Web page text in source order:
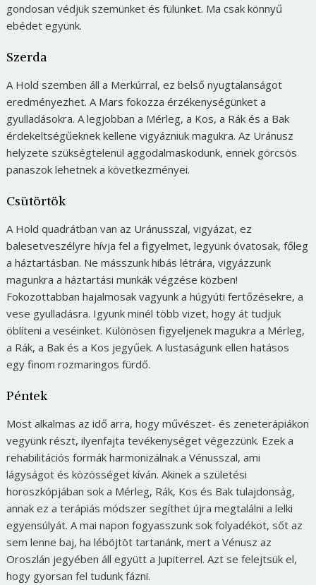
gondosan védjük szemünket és fülünket. Ma csak könnyű
ebédet együnk.
Szerda
A Hold szemben áll a Merkúrral, ez belső nyugtalanságot
eredményezhet. A Mars fokozza érzékenységünket a
gyulladásokra. A legjobban a Mérleg, a Kos, a Rák és a Bak
érdekeltségűeknek kellene vigyázniuk magukra. Az Uránusz
helyzete szükségtelenül aggodalmaskodunk, ennek görcsös
panaszok lehetnek a következményei.
Csütörtök
A Hold quadrátban van az Uránusszal, vigyázat, ez
balesetveszélyre hívja fel a figyelmet, legyünk óvatosak, főleg
a háztartásban. Ne másszunk hibás létrára, vigyázzunk
magunkra a háztartási munkák végzése közben!
Fokozottabban hajalmosak vagyunk a húgyúti fertőzésekre, a
vese gyulladásra. Igyunk minél több vizet, hogy át tudjuk
öblíteni a veséinket. Különösen figyeljenek magukra a Mérleg,
a Rák, a Bak és a Kos jegyűek. A lustaságunk ellen hatásos
egy finom rozmaringos fürdő.
Péntek
Most alkalmas az idő arra, hogy művészet- és zeneterápiákon
vegyünk részt, ilyenfajta tevékenységet végezzünk. Ezek a
rehabilitációs formák harmonizálnak a Vénusszal, ami
lágyságot és közösséget kíván. Akinek a születési
horoszkópjában sok a Mérleg, Rák, Kos és Bak tulajdonság,
annak ez a terápiás módszer segíthet újra megtalálni a lelki
egyensúlyát. A mai napon fogyasszunk sok folyadékot, sőt az
sem lenne baj, ha léböjtöt tartanánk, mert a Vénusz az
Oroszlán jegyében áll együtt a Jupiterrel. Azt se felejtsük el,
hogy gyorsan fel tudunk fázni.